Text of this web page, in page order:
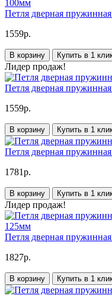
Петля дверная
1559р.
В корзину Купить в 1
Лидер продаж!
Петля дверная
1559р.
В корзину Купить в 1
Петля дверная
1781р.
В корзину Купить в 1
Лидер продаж!
Петля дверная
1827р.
В корзину Купить в 1